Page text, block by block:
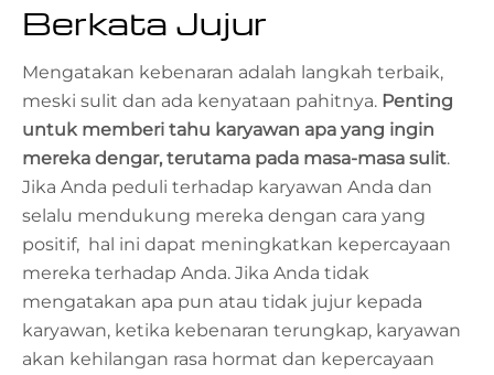
Berkata Jujur
Mengatakan kebenaran adalah langkah terbaik,
meski sulit dan ada kenyataan pahitnya. Penting
untuk memberi tahu karyawan apa yang ingin
mereka dengar, terutama pada masa-masa sulit.
Jika Anda peduli terhadap karyawan Anda dan
selalu mendukung mereka dengan cara yang
positif, hal ini dapat meningkatkan kepercayaan
mereka terhadap Anda. Jika Anda tidak
mengatakan apa pun atau tidak jujur ​​kepada
karyawan, ketika kebenaran terungkap, karyawan
akan kehilangan rasa hormat dan kepercayaan